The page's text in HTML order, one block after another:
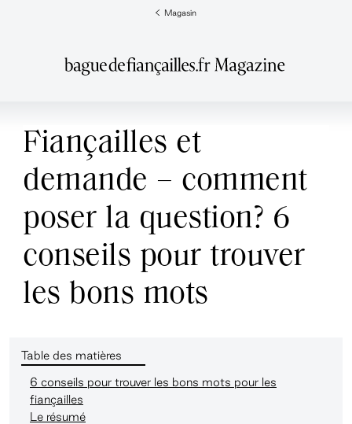
Magasin
Fiançailles et
demande – comment
poser la question? 6
conseils pour trouver
les bons mots
Table des matières
6 conseils pour trouver les bons mots pour les
fiançailles
Le résumé